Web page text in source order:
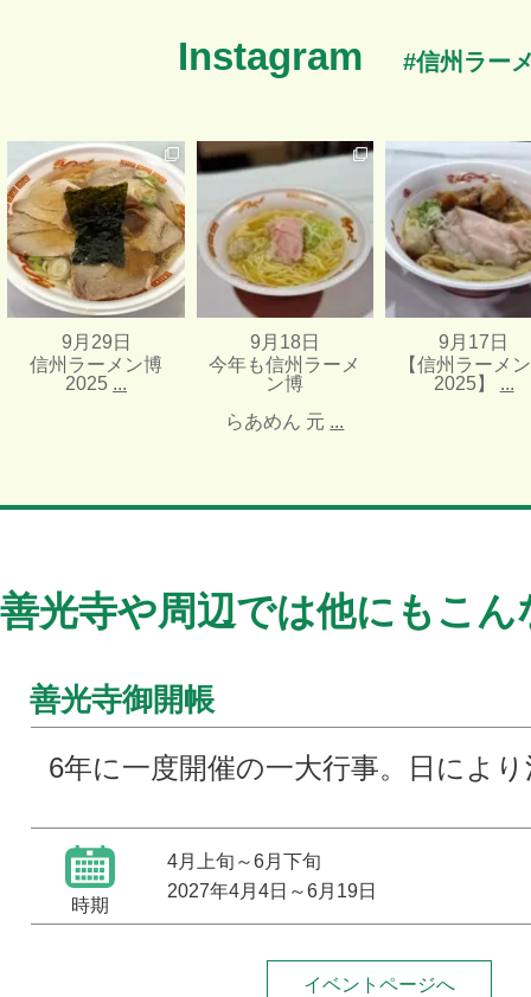
Instagram #信州ラー
信州ラーメン博 2025...
9月 29 日
69 0
9月29日
信州ラーメン博
2025 ...
今年も信州ラーメン博
らあめん 元...
9月 18 日
60 0
9月18日
今年も信州ラーメ
ン博
らあめん 元 ...
【信州ラーメン博
9月 17 日
26 0
9月17日
【信州ラーメ
2025】
...
善光寺や周辺では他にもこ
善光寺御開帳
6年に一度開催の一大行事。日により
時期
4月上旬～6月下旬
2027年4月4日 ～6月19日
イベントページへ